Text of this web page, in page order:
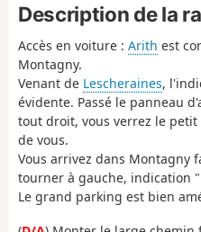
Description de la
Accès en voiture : Arith est
Montagny.
Venant de Lescheraines,
évidente. Passé le panneau
tout droit, vous verrez le
de vous.
Vous arrivez dans Montagny
tourner à gauche, indication
Le grand parking est bien